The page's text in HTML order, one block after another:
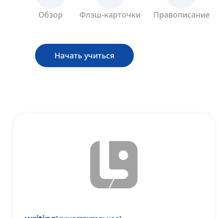
Обзор Флэш-карточки Правописание
Начать учиться